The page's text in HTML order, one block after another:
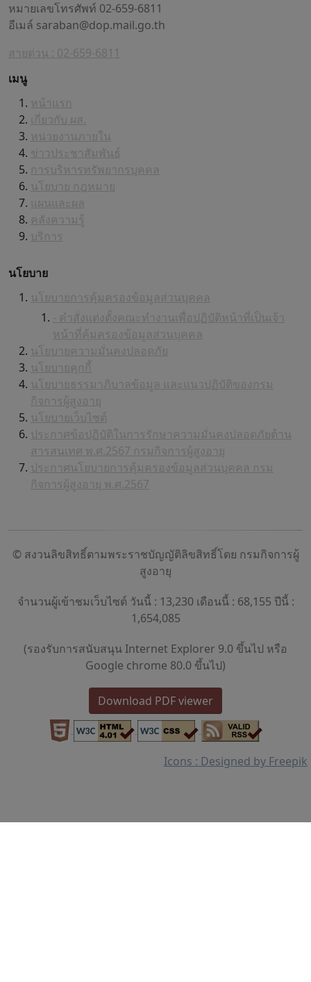
หมายเลขโทรศัพท์ 02-659-6811
อีเมล์ saraban@dop.mail.go.th
สายด่วน : 02-659-6811
เมนู
หน้าแรก
เกี่ยวกับ ผส.
หน่วยงานภายใน
ข่าวประชาสัมพันธ์
การบริหารทรัพยากรบุคคล
นโยบาย กฎหมาย
แผนและผล
คลังความรู้
บริการ
นโยบาย
นโยบายการคุ้มครองข้อมูลส่วนบุคคล
- คำสั่งแต่งตั้งคณะทำงานเพื่อปฏิบัติหน้าที่เป็นเจ้า
หน้าที่คุ้มครองข้อมูลส่วนบุคคล
นโยบายความมั่นคงปลอดภัย
นโยบายคุกกี้
นโยบายธรรมาภิบาลข้อมูล และแนวปฏิบัติของกรม
กิจการผู้สูงอายุ
นโยบายเว็บไซต์
ประกาศข้อปฏิบัติในการรักษาความมั่นคงปลอดภัยด้าน
สารสนเทศ พ.ศ.2567 กรมกิจการผู้สูงอายุ
ประกาศนโยบายการคุ้มครองข้อมูลส่วนบุคคล กรม
กิจการผู้สูงอายุ พ.ศ.2567
© สงวนลิขสิทธิ์ตามพระราชบัญญัติลิขสิทธิ์โดย กรมกิจการผู้
สูงอายุ
จำนวนผู้เข้าชมเว็บไซต์ วันนี้ : 13,230 เดือนนี้ : 68,155 ปีนี้ :
1,654,085
(รองรับการสนับสนุน Internet Explorer 9.0 ขึ้นไป หรือ
Google chrome 80.0 ขึ้นไป)
Download PDF viewer
Icons : Designed by Freepik